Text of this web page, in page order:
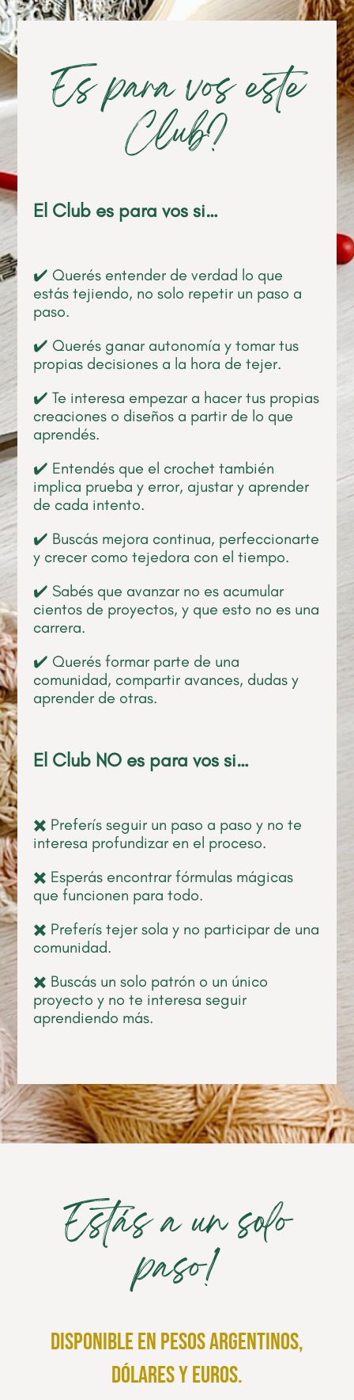
Es para vos este
Club?
El Club es para vos si…
✔️ Querés entender de verdad lo que
estás tejiendo, no solo repetir un paso a
paso.
✔️ Querés ganar autonomía y tomar tus
propias decisiones a la hora de tejer.
✔️ Te interesa empezar a hacer tus propias
creaciones o diseños a partir de lo que
aprendés.
✔️ Entendés que el crochet también
implica prueba y error, ajustar y aprender
de cada intento.
✔️ Buscás mejora continua, perfeccionarte
y crecer como tejedora con el tiempo.
✔️ Sabés que avanzar no es acumular
cientos de proyectos, y que esto no es una
carrera.
✔️ Querés formar parte de una
comunidad, compartir avances, dudas y
aprender de otras.
El Club NO es para vos si…
✖️ Preferís seguir un paso a paso y no te
interesa profundizar en el proceso.
✖️ Esperás encontrar fórmulas mágicas
que funcionen para todo.
✖️ Preferís tejer sola y no participar de una
comunidad.
✖️ Buscás un solo patrón o un único
proyecto y no te interesa seguir
aprendiendo más.
Estás a un solo
paso!
disponible en pesos argentinos,
dólares y euros.